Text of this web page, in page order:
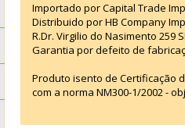
Importado por Capital Trade
Distribuido por HB Company
R.Dr. Virgilio do Nasimento 259
Garantia por defeito de
Produto isento de Certificação
com a norma NM300-1/2002 -